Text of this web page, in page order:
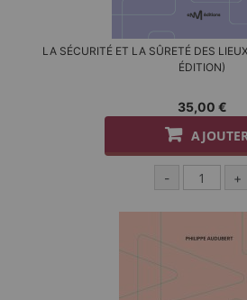
LA SÉCURITÉ ET LA SÛRETÉ DES
ÉDITION)
35,00 €
- +